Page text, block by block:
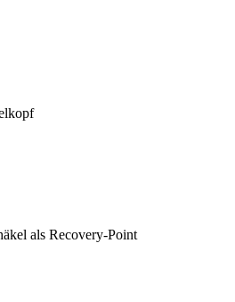
als Recovery-Point